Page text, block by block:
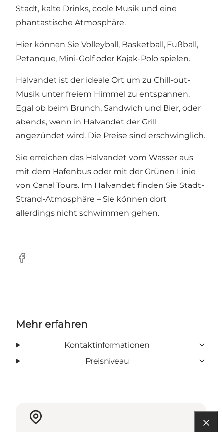
Stadt, kalte Drinks, coole Musik und eine
phantastische Atmosphäre.
Hier können Sie Volleyball, Basketball, Fußball,
Petanque, Mini-Golf oder Kajak-Polo spielen.
Halvandet ist der ideale Ort um zu Chill-out-
Musik unter freiem Himmel zu entspannen.
Egal ob beim Brunch, Sandwich und Bier, oder
abends, wenn in Halvandet der Grill
angezündet wird. Die Preise sind erschwinglich.
Sie erreichen das Halvandet vom Wasser aus
mit dem Hafenbus oder mit der Grünen Linie
von Canal Tours. Im Halvandet finden Sie Stadt-
Strand-Atmosphäre – Sie können dort
allerdings nicht schwimmen gehen.
Facebook
Mehr erfahren
Kontaktinformationen
Preisniveau